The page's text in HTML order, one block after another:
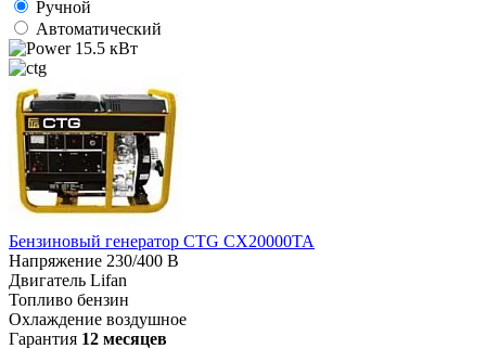
Ручной
Автоматический
15.5 кВт
Бензиновый генератор CTG CX20000TA
Напряжение 230/400 В
Двигатель Lifan
Топливо бензин
Охлаждение воздушное
Гарантия 12 месяцев